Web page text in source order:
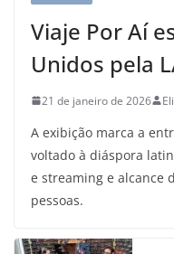
Viaje Por Aí
Unidos pela
21 de janeiro de 2026
A exibição marca a
voltado à diáspora
e streaming e alcance
pessoas.